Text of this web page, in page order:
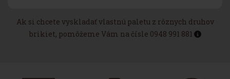
Ak si chcete vyskladať vlastnú paletu z rôznych druhov
brikiet, pomôžeme Vám na čísle 0948 991 881